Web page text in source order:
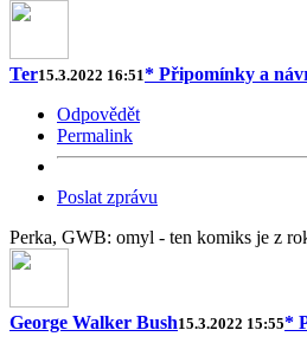
Ter15.3.2022 16:51* Připomínky a
Odpovědět
Permalink
Poslat zprávu
Perka, GWB: omyl - ten komiks je z
George Walker Bush15.3.2022 15:55*